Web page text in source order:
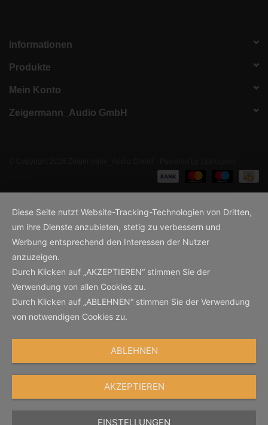
Informationen
Produkte
Mein Konto
Zeigermann_Audio GmbH
Diese Seite nutzt Website-Tracking-Technologien von Dritten,
um ihre Dienste anzubieten, stetig zu verbessern und
Werbung entsprechend den Interessen der Nutzer
anzuzeigen.
Durch Klicken auf „AKZEPTIEREN“ stimmen Sie der
Verwendung von allen Cookies zu.
Durch Klicken auf „ABLEHNEN“ stimmen Sie der Verwendung
von notwendigen Cookies zu.
ABLEHNEN
AKZEPTIEREN
EINSTELLUNGEN